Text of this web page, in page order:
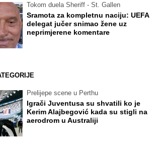
Tokom duela Sheriff - St. Gallen
Sramota za kompletnu naciju: UEFA
delegat jučer snimao žene uz
neprimjerene komentare
Prelijepe scene u Perthu
Igrači Juventusa su shvatili ko je
Kerim Alajbegović kada su stigli na
aerodrom u Australiji